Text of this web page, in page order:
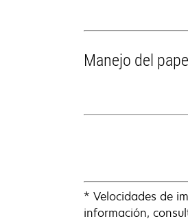
Manejo del
* Velocidades de
información,